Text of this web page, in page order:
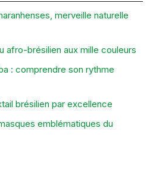
merveille naturelle
afro-brésilien aux mille couleurs
: comprendre son rythme
brésilien par excellence
emblématiques du